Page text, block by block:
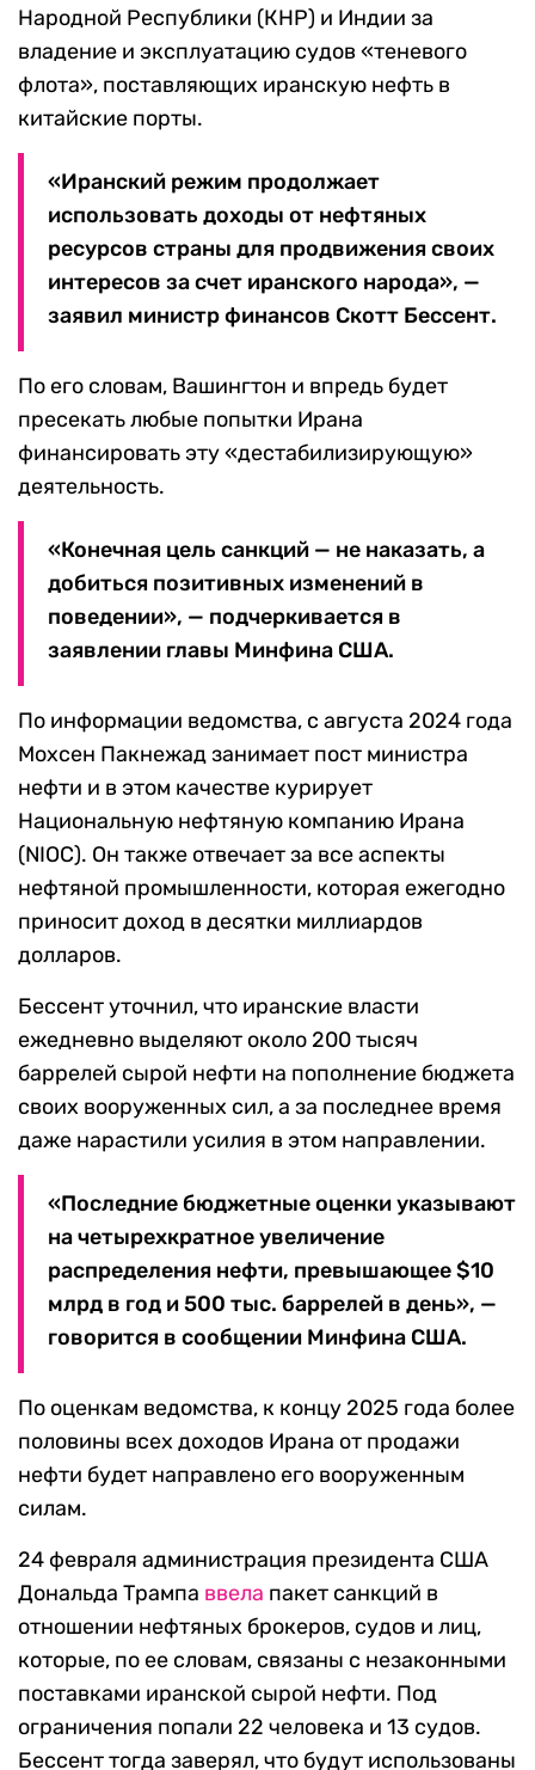
Народной Республики (КНР) и Индии за
владение и эксплуатацию судов «теневого
флота», поставляющих иранскую нефть в
китайские порты.
«Иранский режим продолжает
использовать доходы от нефтяных
ресурсов страны для продвижения своих
интересов за счет иранского народа», —
заявил министр финансов Скотт Бессент.
По его словам, Вашингтон и впредь будет
пресекать любые попытки Ирана
финансировать эту «дестабилизирующую»
деятельность.
«Конечная цель санкций — не наказать, а
добиться позитивных изменений в
поведении», — подчеркивается в
заявлении главы Минфина США.
По информации ведомства, с августа 2024 года
Мохсен Пакнежад занимает пост министра
нефти и в этом качестве курирует
Национальную нефтяную компанию Ирана
(NIOC). Он также отвечает за все аспекты
нефтяной промышленности, которая ежегодно
приносит доход в десятки миллиардов
долларов.
Бессент уточнил, что иранские власти
ежедневно выделяют около 200 тысяч
баррелей сырой нефти на пополнение бюджета
своих вооруженных сил, а за последнее время
даже нарастили усилия в этом направлении.
«Последние бюджетные оценки указывают
на четырехкратное увеличение
распределения нефти, превышающее $10
млрд в год и 500 тыс. баррелей в день», —
говорится в сообщении Минфина США.
По оценкам ведомства, к концу 2025 года более
половины всех доходов Ирана от продажи
нефти будет направлено его вооруженным
силам.
24 февраля администрация президента США
Дональда Трампа ввела пакет санкций в
отношении нефтяных брокеров, судов и лиц,
которые, по ее словам, связаны с незаконными
поставками иранской сырой нефти. Под
ограничения попали 22 человека и 13 судов.
Бессент тогда заверял, что будут использованы